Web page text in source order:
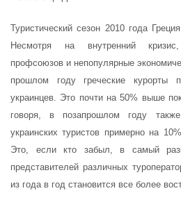
Туристический сезон 2010 года
Несмотря на внутренний
профсоюзов и непопулярные
прошлом году греческие курорты
украинцев. Это почти на 50% выше
говоря, в позапрошлом году
украинских туристов примерно на
Это, если кто забыл, в самый
представителей различных
из года в год становится все более